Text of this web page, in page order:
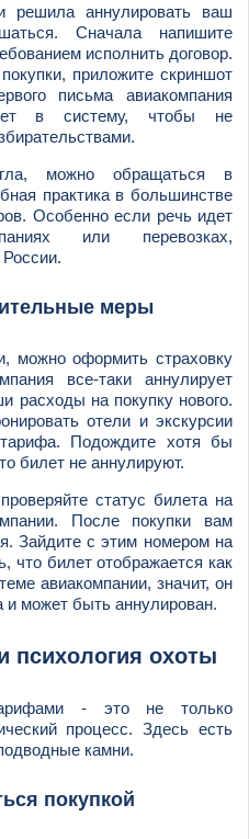
решила аннулировать ваш
Сначала напишите
исполнить договор.
приложите скриншот
письма авиакомпания
в систему, чтобы не
можно обращаться в
практика в большинстве
Особенно если речь идет
или перевозках,
меры
можно оформить страховку
все-таки аннулирует
расходы на покупку нового.
отели и экскурсии
Подождите хотя бы
билет не аннулируют.
статус билета на
После покупки вам
Зайдите с этим номером на
что билет отображается как
авиакомпании, значит, он
и может быть аннулирован.
психология охоты
- это не только
процесс. Здесь есть
камни.
покупкой